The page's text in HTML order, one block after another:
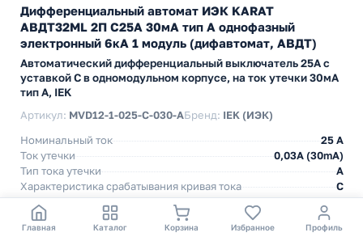
Дифференциальный автомат ИЭК KARAT
АВДТ32МL 2П С25А 30мА тип А однофазный
электронный 6кА 1 модуль (дифавтомат, АВДТ)
Автоматический дифференциальный выключатель 25А с
уставкой C в одномодульном корпусе, на ток утечки 30мА
тип А, IEK
Артикул: MVD12-1-025-C-030-AБренд: IEK (ИЭК)
Номинальный ток
25 А
Ток утечки
0,03A (30mA)
Тип тока утечки
A
Характеристика срабатывания кривая тока
C
Отключающая способность
6 kA
Главная Каталог Корзина Избранное Профиль